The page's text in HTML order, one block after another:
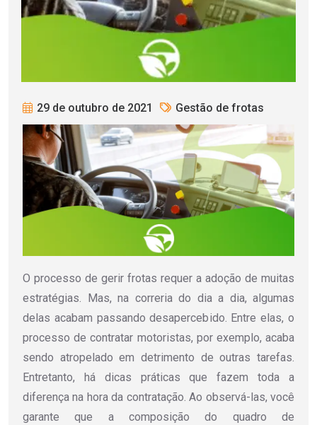
29 de outubro de 2021 Gestão de frotas
O processo de gerir frotas requer a adoção de muitas
estratégias. Mas, na correria do dia a dia, algumas
delas acabam passando desapercebido. Entre elas, o
processo de contratar motoristas, por exemplo, acaba
sendo atropelado em detrimento de outras tarefas.
Entretanto, há dicas práticas que fazem toda a
diferença na hora da contratação. Ao observá-las, você
garante que a composição do quadro de